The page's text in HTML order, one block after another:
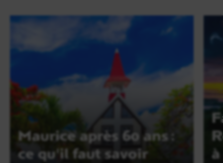
Maurice après 60 ans :
ce qu'il faut savoir